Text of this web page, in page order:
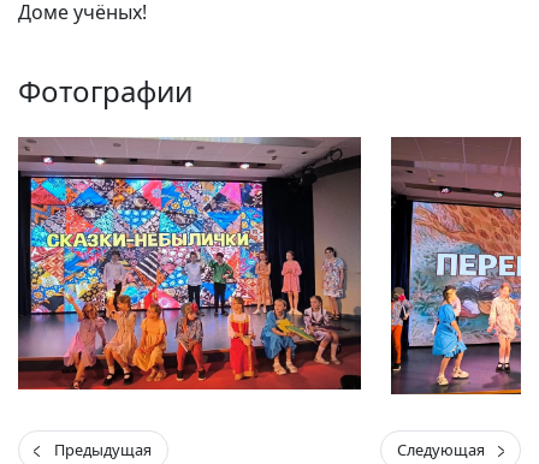
Доме учёных!
Фотографии
Предыдущая Следующая